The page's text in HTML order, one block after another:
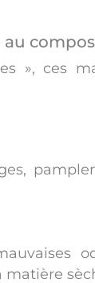
», ces
matière